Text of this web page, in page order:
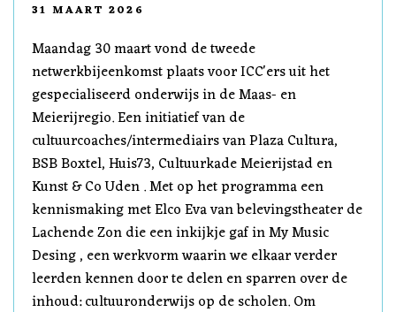
31 MAART 2026
Maandag 30 maart vond de tweede
netwerkbijeenkomst plaats voor ICC'ers uit het
gespecialiseerd onderwijs in de Maas- en
Meierijregio. Een initiatief van de
cultuurcoaches/intermediairs van Plaza Cultura,
BSB Boxtel, Huis73, Cultuurkade Meierijstad en
Kunst & Co Uden . Met op het programma een
kennismaking met Elco Eva van belevingstheater de
Lachende Zon die een inkijkje gaf in My Music
Desing , een werkvorm waarin we elkaar verder
leerden kennen door te delen en sparren over de
inhoud: cultuuronderwijs op de scholen. Om